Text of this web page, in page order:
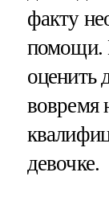
факту
помощи.
оценить
вовремя
девочке.